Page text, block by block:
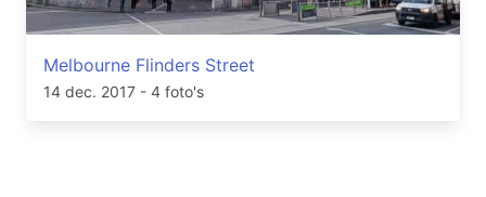
Melbourne Flinders Street
14 dec. 2017 - 4 foto's